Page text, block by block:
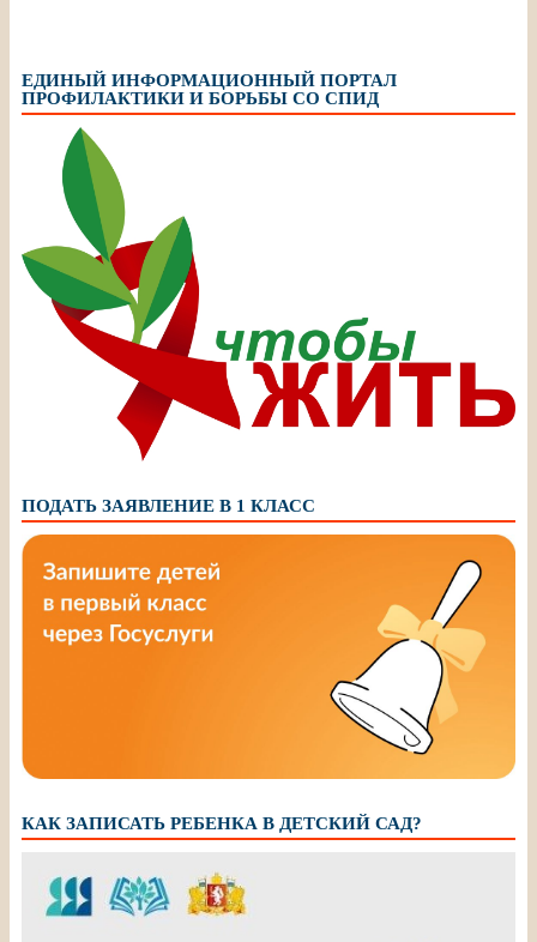
ЕДИНЫЙ ИНФОРМАЦИОННЫЙ ПОРТАЛ
ПРОФИЛАКТИКИ И БОРЬБЫ СО СПИД
ПОДАТЬ ЗАЯВЛЕНИЕ В 1 КЛАСС
КАК ЗАПИСАТЬ РЕБЕНКА В ДЕТСКИЙ САД?